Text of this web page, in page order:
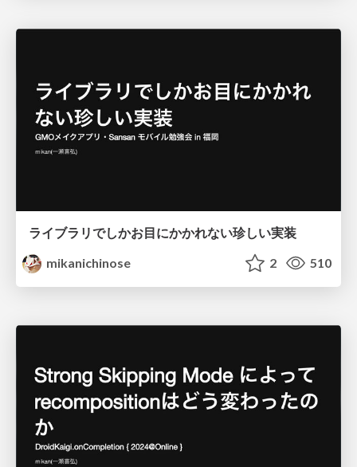
ライブラリでしかお目にかかれない珍しい実装
mikanichinose
2 510